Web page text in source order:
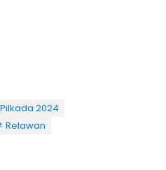
Pilkada 2024
Relawan